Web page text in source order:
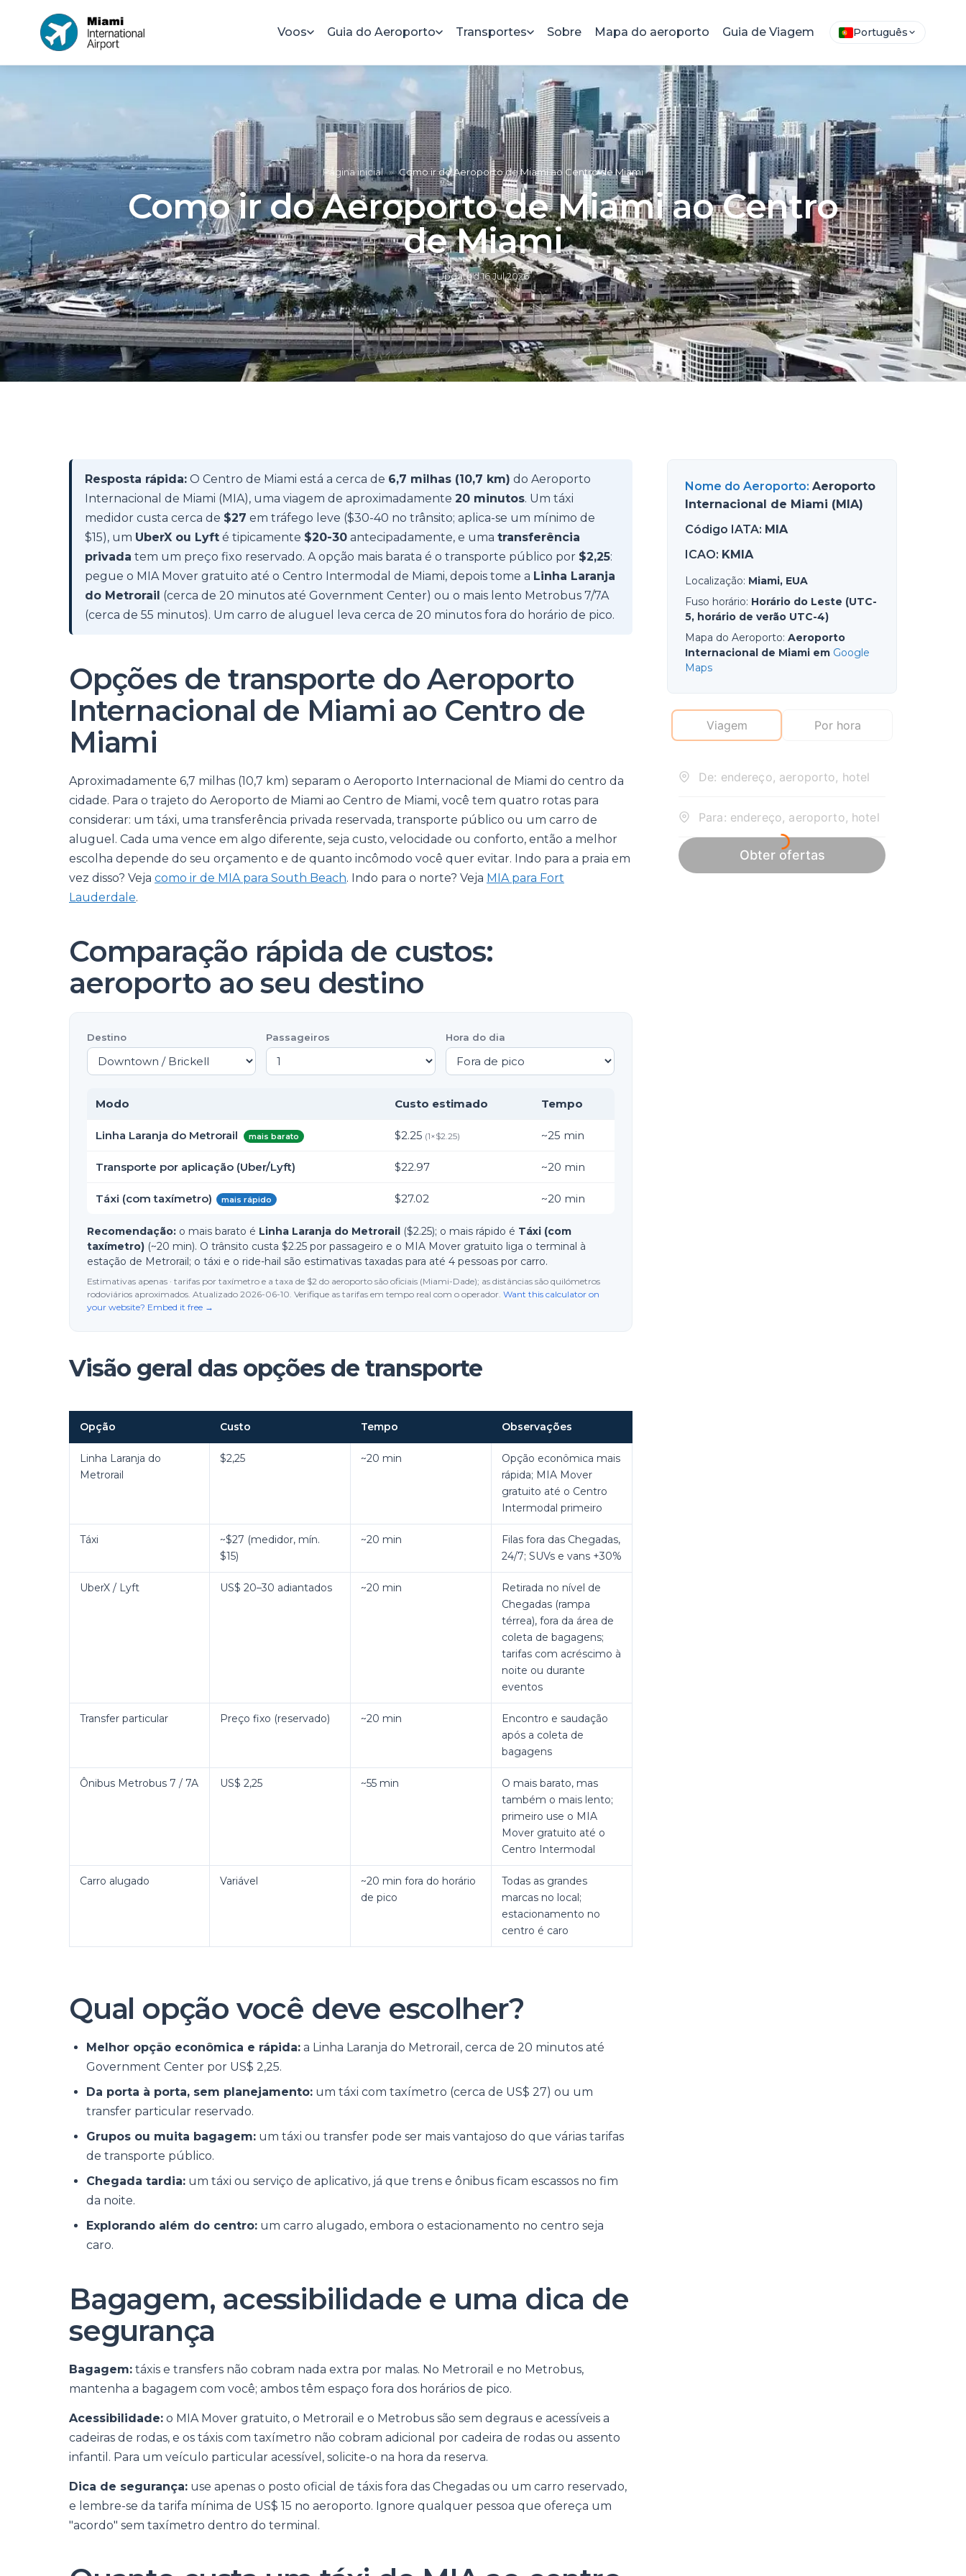
Voos Guia do Aeroporto Transportes Sobre Mapa do aeroporto Guia de Viagem Português
Página inicial » Como ir do Aeroporto de Miami ao Centro de Miami
Como ir do Aeroporto de Miami ao Centro
de Miami
Updated16 Jul 2026
Resposta rápida: O Centro de Miami está a cerca de 6,7 milhas (10,7 km) do Aeroporto
Internacional de Miami (MIA), uma viagem de aproximadamente 20 minutos. Um táxi
medidor custa cerca de $27 em tráfego leve ($30-40 no trânsito; aplica-se um mínimo de
$15), um UberX ou Lyft é tipicamente $20-30 antecipadamente, e uma transferência
privada tem um preço fixo reservado. A opção mais barata é o transporte público por $2,25:
pegue o MIA Mover gratuito até o Centro Intermodal de Miami, depois tome a Linha Laranja
do Metrorail (cerca de 20 minutos até Government Center) ou o mais lento Metrobus 7/7A
(cerca de 55 minutos). Um carro de aluguel leva cerca de 20 minutos fora do horário de pico.
Opções de transporte do Aeroporto
Internacional de Miami ao Centro de
Miami
Aproximadamente 6,7 milhas (10,7 km) separam o Aeroporto Internacional de Miami do centro da
cidade. Para o trajeto do Aeroporto de Miami ao Centro de Miami, você tem quatro rotas para
considerar: um táxi, uma transferência privada reservada, transporte público ou um carro de
aluguel. Cada uma vence em algo diferente, seja custo, velocidade ou conforto, então a melhor
escolha depende do seu orçamento e de quanto incômodo você quer evitar. Indo para a praia em
vez disso? Veja como ir de MIA para South Beach. Indo para o norte? Veja MIA para Fort
Lauderdale.
Comparação rápida de custos:
aeroporto ao seu destino
Destino Passageiros Hora do dia
Modo Custo estimado Tempo
Linha Laranja do Metrorail mais barato $2.25 (1×$2.25) ~25 min
Transporte por aplicação (Uber/Lyft) $22.97 ~20 min
Táxi (com taxímetro) mais rápido $27.02 ~20 min
Recomendação: o mais barato é Linha Laranja do Metrorail ($2.25); o mais rápido é Táxi (com
taxímetro) (~20 min). O trânsito custa $2.25 por passageiro e o MIA Mover gratuito liga o terminal à
estação de Metrorail; o táxi e o ride-hail são estimativas taxadas para até 4 pessoas por carro.
Estimativas apenas · tarifas por taxímetro e a taxa de $2 do aeroporto são oficiais (Miami-Dade); as distâncias são quilómetros
rodoviários aproximados. Atualizado 2026-06-10. Verifique as tarifas em tempo real com o operador. Want this calculator on
your website? Embed it free →
Visão geral das opções de transporte
Opção Custo Tempo Observações
Linha Laranja do
Metrorail
$2,25 ~20 min
Opção econômica mais
rápida; MIA Mover
gratuito até o Centro
Intermodal primeiro
Táxi
~$27 (medidor, mín.
$15)
~20 min
Filas fora das Chegadas,
24/7; SUVs e vans +30%
UberX / Lyft US$ 20–30 adiantados ~20 min
Retirada no nível de
Chegadas (rampa
térrea), fora da área de
coleta de bagagens;
tarifas com acréscimo à
noite ou durante
eventos
Transfer particular Preço fixo (reservado) ~20 min
Encontro e saudação
após a coleta de
bagagens
Ônibus Metrobus 7 / 7A US$ 2,25 ~55 min
O mais barato, mas
também o mais lento;
primeiro use o MIA
Mover gratuito até o
Centro Intermodal
Carro alugado Variável
~20 min fora do horário
de pico
Todas as grandes
marcas no local;
estacionamento no
centro é caro
Qual opção você deve escolher?
Melhor opção econômica e rápida: a Linha Laranja do Metrorail, cerca de 20 minutos até
Government Center por US$ 2,25.
Da porta à porta, sem planejamento: um táxi com taxímetro (cerca de US$ 27) ou um
transfer particular reservado.
Grupos ou muita bagagem: um táxi ou transfer pode ser mais vantajoso do que várias tarifas
de transporte público.
Chegada tardia: um táxi ou serviço de aplicativo, já que trens e ônibus ficam escassos no fim
da noite.
Explorando além do centro: um carro alugado, embora o estacionamento no centro seja
caro.
Bagagem, acessibilidade e uma dica de
segurança
Bagagem: táxis e transfers não cobram nada extra por malas. No Metrorail e no Metrobus,
mantenha a bagagem com você; ambos têm espaço fora dos horários de pico.
Acessibilidade: o MIA Mover gratuito, o Metrorail e o Metrobus são sem degraus e acessíveis a
cadeiras de rodas, e os táxis com taxímetro não cobram adicional por cadeira de rodas ou assento
infantil. Para um veículo particular acessível, solicite-o na hora da reserva.
Dica de segurança: use apenas o posto oficial de táxis fora das Chegadas ou um carro reservado,
e lembre-se da tarifa mínima de US$ 15 no aeroporto. Ignore qualquer pessoa que ofereça um
"acordo" sem taxímetro dentro do terminal.
Nome do Aeroporto: Aeroporto
Internacional de Miami (MIA)
Código IATA: MIA
ICAO: KMIA
Localização: Miami, EUA
Fuso horário: Horário do Leste (UTC-
5, horário de verão UTC-4)
Mapa do Aeroporto: Aeroporto
Internacional de Miami em Google
Maps